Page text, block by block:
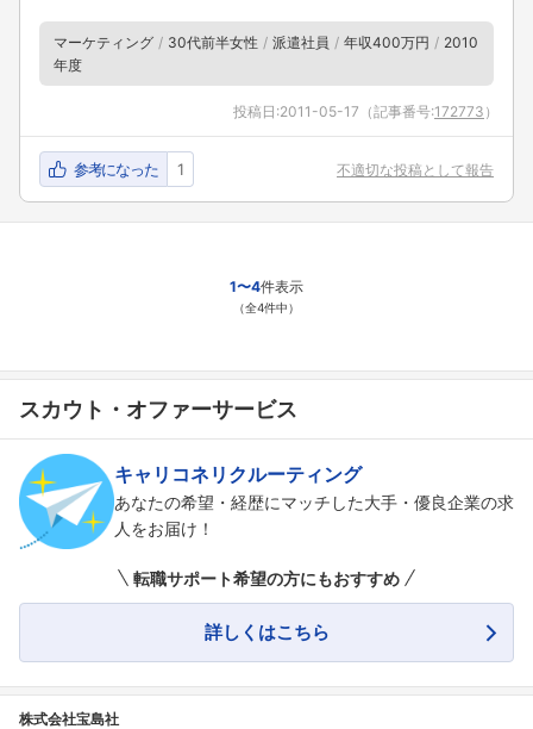
こちらの企業もフォローしませんか？
マーケティング 30代前半女性 派遣社員 年収400万円
2010
年度
投稿日:2011-05-17 （記事番号:172773 ）
参考になった 1 不適切な投稿として報告
1〜4件表示
（全4件中）
スカウト・オファーサービス
キャリコネリクルーティング
あなたの希望・経歴にマッチした大手・優良企業の求
人をお届け！
転職サポート希望の方にもおすすめ
詳しくはこちら
株式会社宝島社